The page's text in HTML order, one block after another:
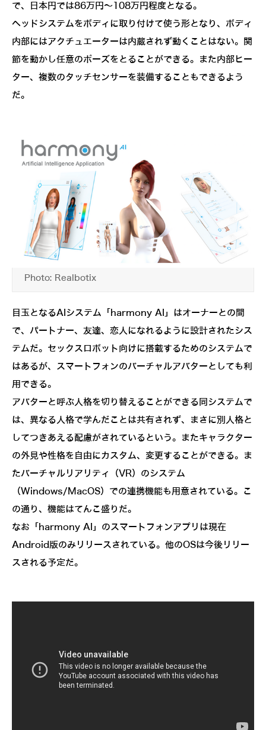
で、日本円では86万円～108万円程度となる。
ヘッドシステムをボディに取り付けて使う形となり、ボディ
内部にはアクチュエーターは内蔵されず動くことはない。関
節を動かし任意のポーズをとることができる。また内部ヒー
ター、複数のタッチセンサーを装備することもできるよう
だ。
Photo: Realbotix
目玉となるAIシステム「harmony AI」はオーナーとの間
で、パートナー、友達、恋人になれるように設計されたシス
テムだ。セックスロボット向けに搭載するためのシステムで
はあるが、スマートフォンのバーチャルアバターとしても利
用できる。
アバターと呼ぶ人格を切り替えることができる同システムで
は、異なる人格で学んだことは共有されず、まさに別人格と
してつきあえる配慮がされているという。またキャラクター
の外見や性格を自由にカスタム、変更することができる。ま
たバーチャルリアリティ（VR）のシステム
（Windows/MacOS）での連携機能も用意されている。こ
の通り、機能はてんこ盛りだ。
なお「harmony AI」のスマートフォンアプリは現在
Android版のみリリースされている。他のOSは今後リリー
スされる予定だ。